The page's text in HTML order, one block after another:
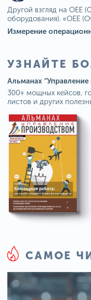
Другой взгляд на OEE
оборудования). «OEE
УЗНАЙТЕ
Альманах
300+ мощных кейсов,
листов и других
САМОЕ